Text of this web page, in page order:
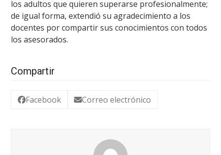
los adultos que quieren superarse profesionalmente;
de igual forma, extendió su agradecimiento a los
docentes por compartir sus conocimientos con todos
los asesorados.
Compartir
Facebook Correo electrónico